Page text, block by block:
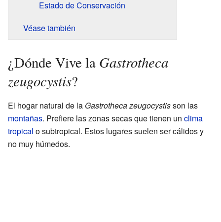
Estado de Conservación
Véase también
¿Dónde Vive la Gastrotheca
zeugocystis?
El hogar natural de la Gastrotheca zeugocystisson las
montañas. Prefiere las zonas secas que tienen un clima
tropical o subtropical. Estos lugares suelen ser cálidos y
no muy húmedos.